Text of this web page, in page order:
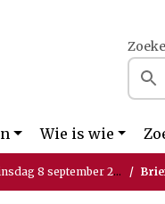
Wie is wie
8 september 2020) Brief